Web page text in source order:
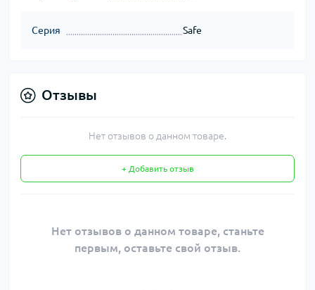
Серия Safe
Отзывы
Нет отзывов о данном товаре.
+ Добавить отзыв
Нет отзывов о данном товаре, станьте
первым, оставьте свой отзыв.